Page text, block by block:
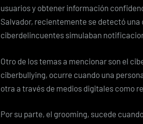
usuarios y obtener información
Salvador, recientemente se detectó una
ciberdelincuentes simulaban
Otro de los temas a mencionar son el
ciberbullying, ocurre cuando una
otra a través de medios digitales como
Por su parte, el grooming, sucede